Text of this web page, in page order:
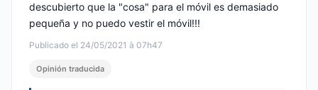
Publicado el 24/05/2021 à 07h47
descubierto que la "cosa" para el móvil es demasiado
pequeña y no puedo vestir el móvil!!!
Opinión traducida